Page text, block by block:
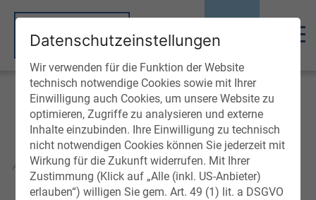
NATURBASIERTE THERAPIEN FÜR
ALLERGIKER, ASTHMATIKER & COPD GOLD I-
III PATIENTEN
Datenschutzeinstellungen
Wir verwenden für die Funktion der Website
technisch notwendige Cookies sowie mit Ihrer
Einwilligung auch Cookies, um unsere Website zu
optimieren, Zugriffe zu analysieren und externe
Inhalte einzubinden. Ihre Einwilligung zu technisch
nicht notwendigen Cookies können Sie jederzeit mit
Wirkung für die Zukunft widerrufen. Mit Ihrer
Zustimmung (Klick auf „Alle (inkl. US-Anbieter)
erlauben“) willigen Sie gem. Art. 49 (1) lit. a DSGVO